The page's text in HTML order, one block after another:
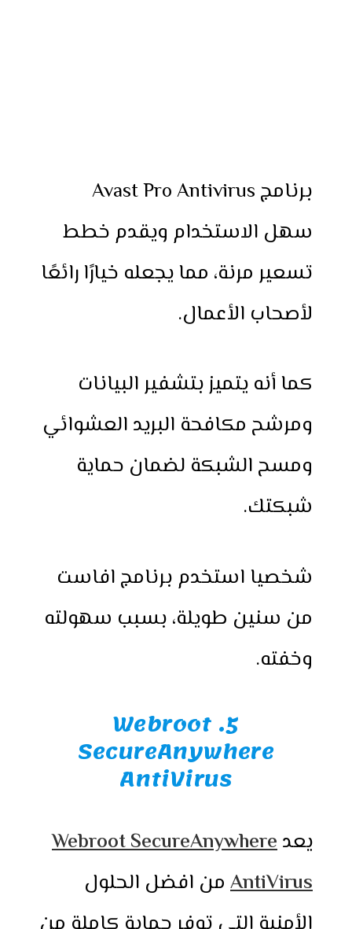
برنامج Avast Pro Antivirus
سهل الاستخدام ويقدم خطط
تسعير مرنة، مما يجعله خيارًا رائعًا
لأصحاب الأعمال.
كما أنه يتميز بتشفير البيانات
ومرشح مكافحة البريد العشوائي
ومسح الشبكة لضمان حماية
شبكتك.
شخصيا استخدم برنامج افاست
من سنين طويلة، بسبب سهولته
وخفته.
5. Webroot
SecureAnywhere
AntiVirus
يعدWebroot SecureAnywhere
AntiVirus من افضل الحلول